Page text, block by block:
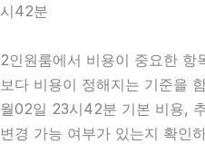
시42분
2인원룸에서 비용이 중요한 항
보다 비용이 정해지는 기준을
월02일 23시42분 기본 비용,
변경 가능 여부가 있는지 확인